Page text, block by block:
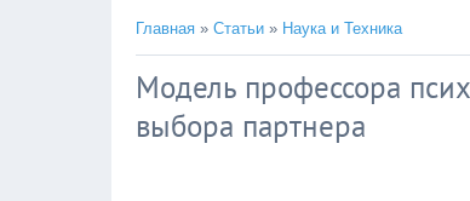
Главная » Статьи » Наука и Техника
Модель профессора
выбора партнера